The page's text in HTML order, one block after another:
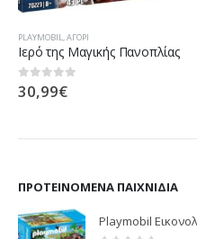
PLAYMOBIL,ΑΓΌΡΙ
Ιερό της Μαγικής Πανοπλίας
0out of 5
30,99€
ΠΡΟΤΕΙΝΌΜΕΝΑ ΠΑΙΧΝΊΔΙΑ